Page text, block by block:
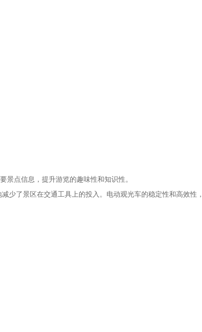
点信息，提升游览的趣味性和知识性。
少了景区在交通工具上的投入。电动观光车的稳定性和高效性